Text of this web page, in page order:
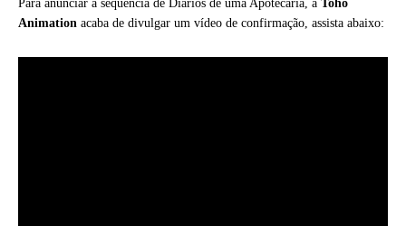
Para anunciar a sequência de Diários de uma Apotecária, a Toho
Animation acaba de divulgar um vídeo de confirmação, assista abaixo: